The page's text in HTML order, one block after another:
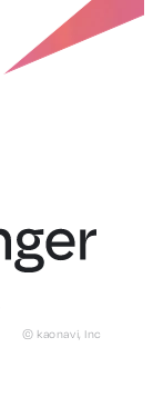
© kaonavi, Inc